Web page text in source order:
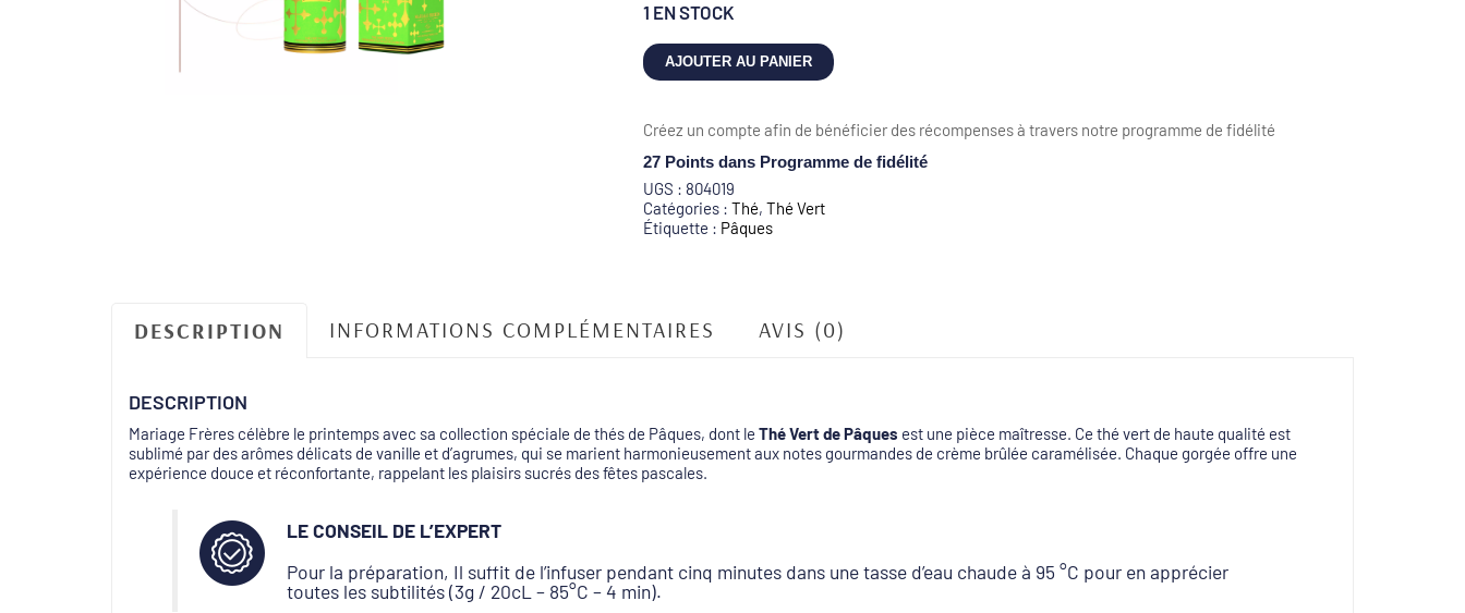
1 EN STOCK
quantité
de
de
(80g)
AJOUTER AU PANIER
Créez un compte afin de bénéficier des récompenses à travers notre programme de fidélité
27 Pointsdans Programme de fidélité
UGS : 804019
Catégories : Thé, Thé Vert
Étiquette : Pâques
DESCRIPTION INFORMATIONS COMPLÉMENTAIRES AVIS (0)
DESCRIPTION
Mariage Frères célèbre le printemps avec sa collection spéciale de thés de Pâques, dont le Thé Vert de Pâques est une pièce maîtresse. Ce thé vert de haute qualité est
sublimé par des arômes délicats de vanille et d’agrumes, qui se marient harmonieusement aux notes gourmandes de crème brûlée caramélisée. Chaque gorgée offre une
expérience douce et réconfortante, rappelant les plaisirs sucrés des fêtes pascales.
LE CONSEIL DE L’EXPERT
Pour la préparation, Il suffit de l’infuser pendant cinq minutes dans une tasse d’eau chaude à 95 °C pour en apprécier
toutes les subtilités (3g / 20cL – 85°C – 4 min).